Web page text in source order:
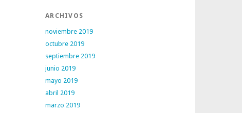
ARCHIVOS
noviembre 2019
octubre 2019
septiembre 2019
junio 2019
mayo 2019
abril 2019
marzo 2019